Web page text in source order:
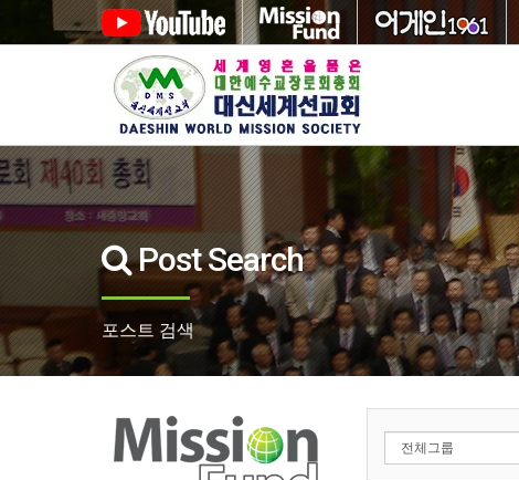
Post Search
포스트 검색